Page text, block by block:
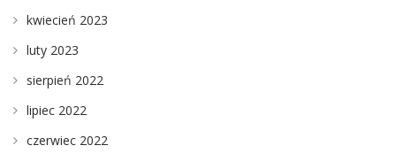
kwiecień 2023
luty 2023
sierpień 2022
lipiec 2022
czerwiec 2022